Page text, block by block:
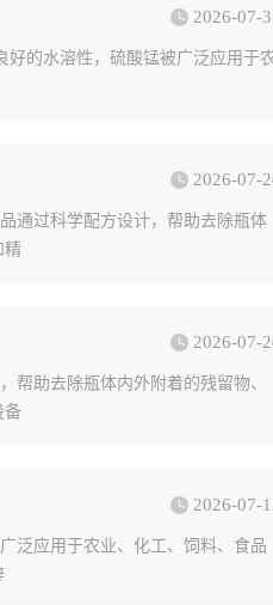
2026-07-
好的水溶性，硫酸锰被广泛应用于
2026-07-
通过科学配方设计，帮助去除瓶体
精
2026-07-
帮助去除瓶体内外附着的残留物、
备
2026-07-
泛应用于农业、化工、饲料、食品